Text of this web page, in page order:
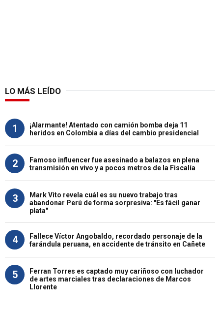
LO MÁS LEÍDO
1
¡Alarmante! Atentado con camión bomba deja 11
heridos en Colombia a días del cambio presidencial
2
Famoso influencer fue asesinado a balazos en plena
transmisión en vivo y a pocos metros de la Fiscalía
3
Mark Vito revela cuál es su nuevo trabajo tras
abandonar Perú de forma sorpresiva: "Es fácil ganar
plata"
4
Fallece Víctor Angobaldo, recordado personaje de la
farándula peruana, en accidente de tránsito en Cañete
5
Ferran Torres es captado muy cariñoso con luchador
de artes marciales tras declaraciones de Marcos
Llorente